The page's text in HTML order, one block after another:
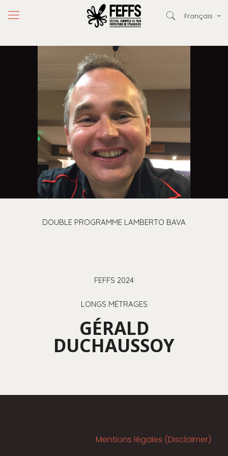
Français
DOUBLE PROGRAMME LAMBERTO BAVA
FEFFS 2024
LONGS MÉTRAGES
GÉRALD
DUCHAUSSOY
Mentions légales (Disclaimer)